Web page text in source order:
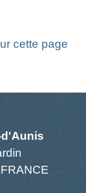
cette page
d'Aunis